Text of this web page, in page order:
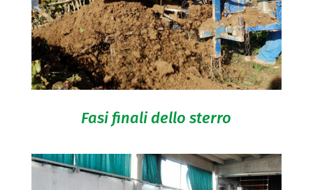
Fasi finali dello sterro